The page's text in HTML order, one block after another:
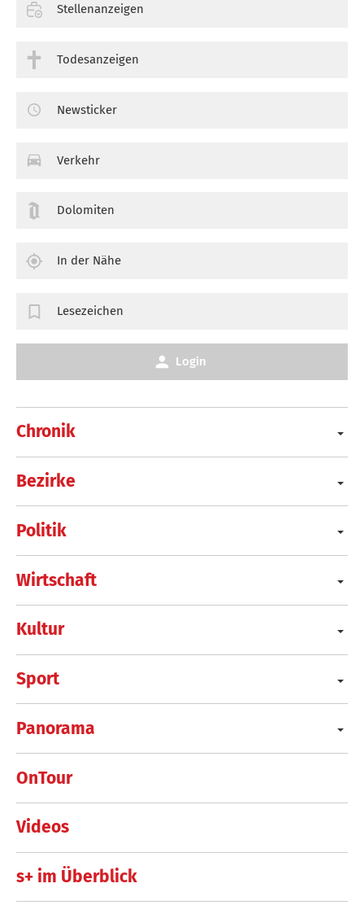
Chronik
Bezirke
Politik
Wirtschaft
Kultur
Sport
Panorama
OnTour
Videos
s+ im Überblick
Stellenanzeigen
Todesanzeigen
Newsticker
Verkehr
Dolomiten
In der Nähe
Lesezeichen
Login